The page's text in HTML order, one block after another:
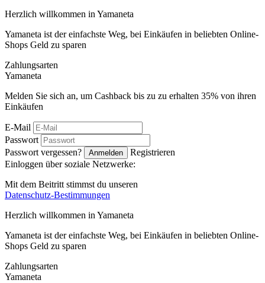
Herzlich willkommen in Yamaneta
Yamaneta ist der einfachste Weg, bei Einkäufen in beliebten Online-
Shops Geld zu sparen
Zahlungsarten
Yamaneta
Melden Sie sich an, um Cashback bis zu zu erhalten 35% von ihren
Einkäufen
E-Mail
Passwort
Passwort vergessen?
Anmelden
Registrieren
Einloggen über soziale Netzwerke:
Mit dem Beitritt stimmst du unseren
Datenschutz-Bestimmungen
Herzlich willkommen in Yamaneta
Yamaneta ist der einfachste Weg, bei Einkäufen in beliebten Online-
Shops Geld zu sparen
Zahlungsarten
Yamaneta